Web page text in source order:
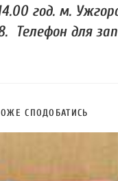
год. м.
Телефон для
СПОДОБАТИСЬ